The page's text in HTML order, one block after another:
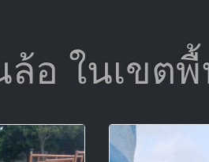
ล้อ ในเขต